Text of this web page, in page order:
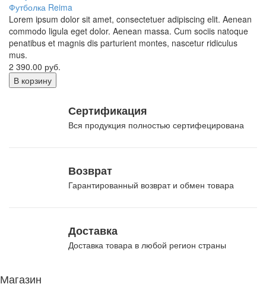
Футболка Reima
Lorem ipsum dolor sit amet, consectetuer adipiscing elit. Aenean
commodo ligula eget dolor. Aenean massa. Cum sociis natoque
penatibus et magnis dis parturient montes, nascetur ridiculus
mus.
2 390.00 руб.
В корзину
Сертификация
Вся продукция полностью сертифецирована
Возврат
Гарантированный возврат и обмен товара
Доставка
Доставка товара в любой регион страны
Магазин